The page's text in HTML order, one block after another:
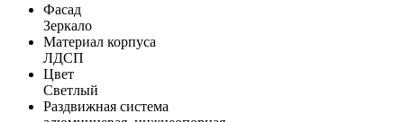
Фасад
Зеркало
Материал корпуса
ЛДСП
Цвет
Светлый
Раздвижная система